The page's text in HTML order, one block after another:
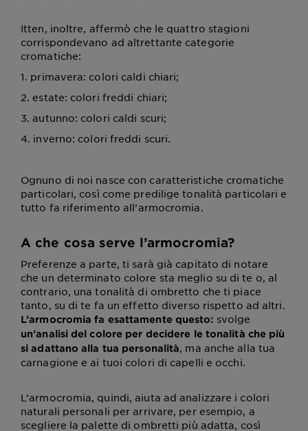
Itten, inoltre, affermò che le quattro stagioni
corrispondevano ad altrettante categorie
cromatiche:
1. primavera: colori caldi chiari;
2. estate: colori freddi chiari;
3. autunno: colori caldi scuri;
4. inverno: colori freddi scuri.
Ognuno di noi nasce con caratteristiche cromatiche
particolari, così come predilige tonalità particolari e
tutto fa riferimento all’armocromia.
A che cosa serve l’armocromia?
Preferenze a parte, ti sarà già capitato di notare
che un determinato colore sta meglio su di te o, al
contrario, una tonalità di ombretto che ti piace
tanto, su di te fa un effetto diverso rispetto ad altri.
L’armocromia fa esattamente questo: svolge
un’analisi del colore per decidere le tonalità che più
si adattano alla tua personalità, ma anche alla tua
carnagione e ai tuoi colori di capelli e occhi.
L’armocromia, quindi, aiuta ad analizzare i colori
naturali personali per arrivare, per esempio, a
scegliere la palette di ombretti più adatta, così